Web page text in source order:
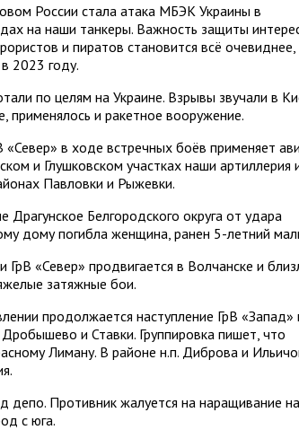
России стала атака МБЭК Украины в
на наши танкеры. Важность защиты
и пиратов становится всё очевиднее,
2023 году.
по целям на Украине. Взрывы звучали в
применялось и ракетное вооружение.
«Север» в ходе встречных боёв применяет
и Глушковском участках наши артиллерия
Павловки и Рыжевки.
Драгунское Белгородского округа от удара
дому погибла женщина, ранен 5-летний
ГрВ «Север» продвигается в Волчанске и
затяжные бои.
продолжается наступление ГрВ «Запад»
и Ставки. Группировка пишет, что
Лиману. В районе н.п. Диброва и
депо. Противник жалуется на наращивание
с юга.